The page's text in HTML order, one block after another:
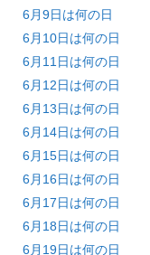
6月9日は何の日
6月10日は何の日
6月11日は何の日
6月12日は何の日
6月13日は何の日
6月14日は何の日
6月15日は何の日
6月16日は何の日
6月17日は何の日
6月18日は何の日
6月19日は何の日